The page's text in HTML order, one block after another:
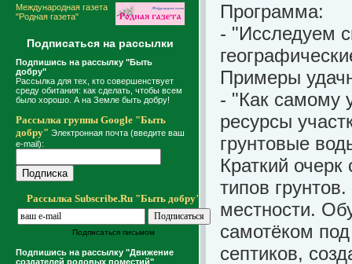
Международная газета
"Родная газета"
Подписаться на рассылки
Подпишись на рассылку "Быть
добру"
Рассылка для тех, кто совершенствует
среду обитания: как сделать, чтобы всем
было хорошо. А на Земле быть добру!
Рассылка группы Google "Быть
добру" Электронная почта (введите ваш
e-mail):
Рассылка Subscribe.Ru "Быть добру"
Подписаться письмом
Подпишись на рассылку "Движение
создателей родовых поместий"
Программа:
- "Исследуем
Примеры
- "Как самому
ресурсы
грунтовые
Краткий
типов
местности.
самотёком
септиков,